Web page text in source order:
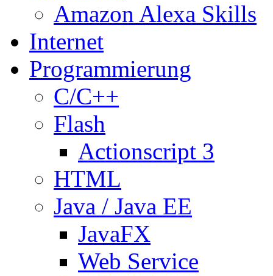
Amazon Alexa Skills
Internet
Programmierung
C/C++
Flash
Actionscript 3
HTML
Java / Java EE
JavaFX
Web Service